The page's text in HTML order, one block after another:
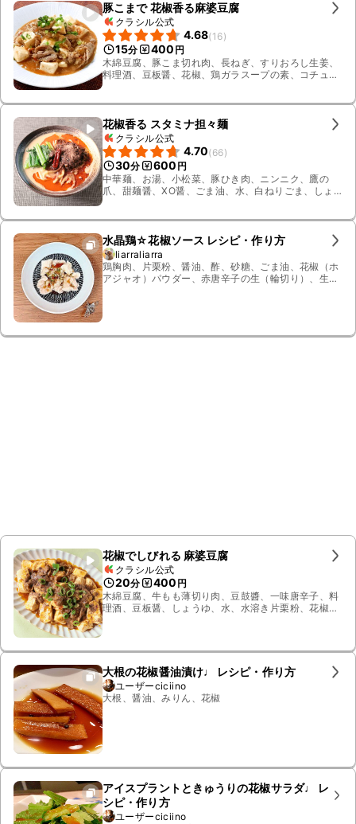
豚こまで 花椒香る麻婆豆腐
クラシル公式
4.68(16)
15分 400 円
木綿豆腐、豚こま切れ肉、長ねぎ、すりおろし生姜、
料理酒、豆板醤、花椒、鶏ガラスープの素、コチュ
花椒香る スタミナ担々麺
クラシル公式
4.70(66)
30分 600 円
中華麺、お湯、小松菜、豚ひき肉、ニンニク、鷹の
爪、甜麺醤、XO醤、ごま油、水、白ねりごま、しょ
水晶鶏☆花椒ソース レシピ・作り方
liarraliarra
鶏胸肉、片栗粉、醤油、酢、砂糖、ごま油、花椒（ホ
アジャオ）パウダー、赤唐辛子の生（輪切り）、生姜
花椒でしびれる 麻婆豆腐
クラシル公式
20分 400 円
木綿豆腐、牛もも薄切り肉、豆鼓醬、一味唐辛子、料
理酒、豆板醤、しょうゆ、水、水溶き片栗粉、花椒、
大根の花椒醤油漬け♩ レシピ・作り方
ユーザーciciino
大根、醤油、みりん、花椒
アイスプラントときゅうりの花椒サラダ♩ レ
シピ・作り方
ユーザーciciino